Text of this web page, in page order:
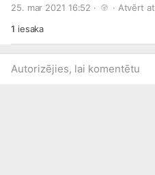
25. mar 2021 16:52 · · Atvērt
1 iesaka
Autorizējies, lai komentētu